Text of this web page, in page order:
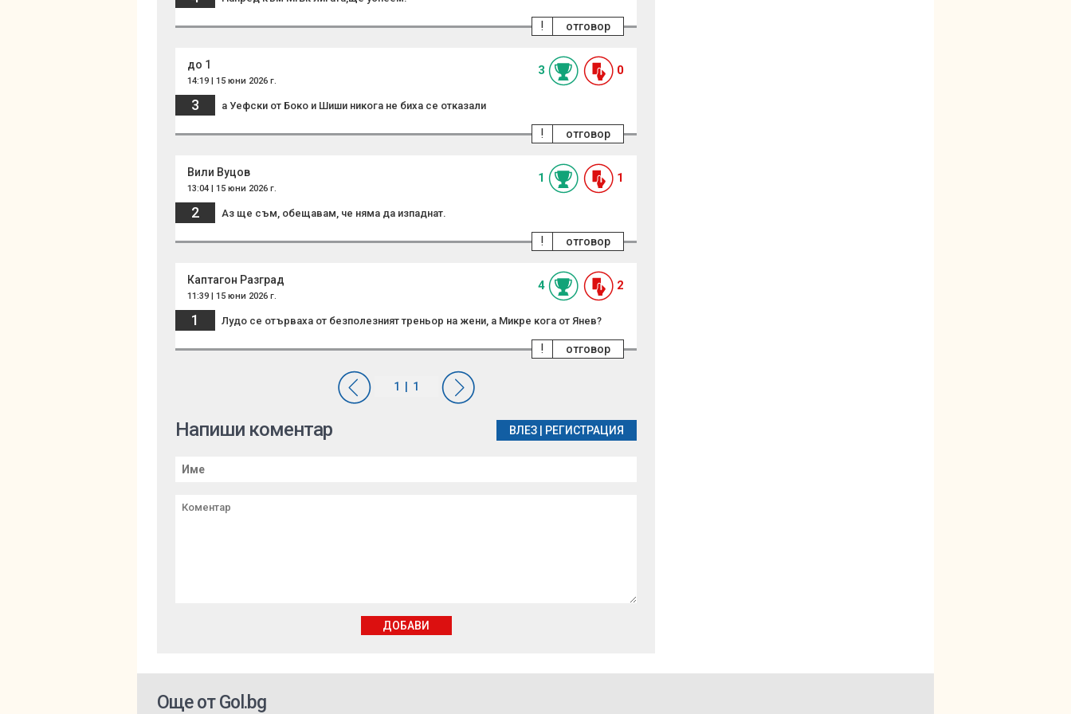
отговор
!
до 1
14:19 | 15 юни 2026 г.
3 0
3 а Уефски от Боко и Шиши никога не биха се отказали
отговор
!
Вили Вуцов
13:04 | 15 юни 2026 г.
1 1
2 Аз ще съм, обещавам, че няма да изпаднат.
отговор
!
Каптагон Разград
11:39 | 15 юни 2026 г.
4 2
1 Лудо се отърваха от безполезният треньор на жени, а Микре кога от Янев?
отговор
!
Напиши коментар ВЛЕЗ РЕГИСТРАЦИЯ
ДОБАВИ
Още от Gol.bg